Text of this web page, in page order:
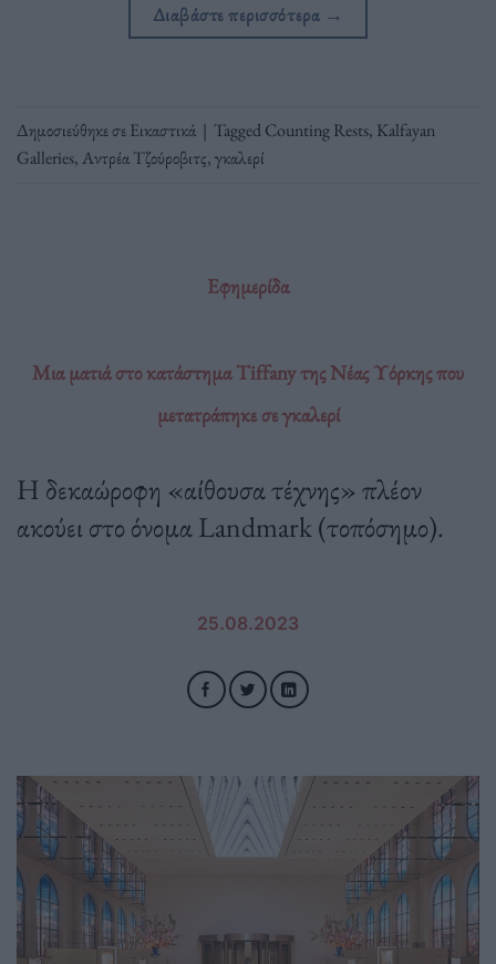
Διαβάστε περισσότερα →
Δημοσιεύθηκε σεΕικαστικά | TaggedCounting Rests, Kalfayan
Galleries,Αντρέα Τζούροβιτς,γκαλερί
Εφημερίδα
Μια ματιά στο κατάστημα Tiffany της Νέας Υόρκης που
μετατράπηκε σε γκαλερί
Η δεκαώροφη «αίθουσα τέχνης» πλέον
ακούει στο όνομα Landmark (τοπόσημο).
25.08.2023